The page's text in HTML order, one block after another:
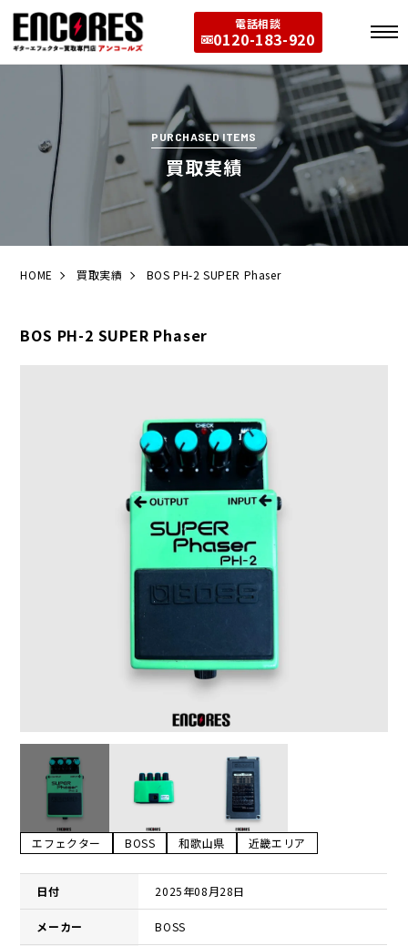
電話相談
0120-183-920
PURCHASED ITEMS
買取実績
HOME 買取実績 BOS PH-2 SUPER Phaser
BOS PH-2 SUPER Phaser
エフェクター BOSS 和歌山県 近畿エリア
日付 2025年08月28日
メーカー BOSS